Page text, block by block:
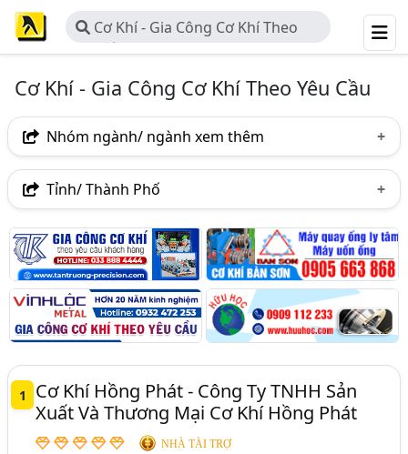
Cơ Khí - Gia Công Cơ Khí Theo
Yêu Cầu
Cơ Khí - Gia Công Cơ Khí Theo Yêu Cầu
Nhóm ngành/ ngành xem thêm
Ngành nghề
Ngành xem thêm
Cơ Khí - Gia Công Và Chế Tạo (2487)
Bulong, Ốc Vít - Gia Công Bulong, Ốc Vít Theo Yêu Cầu
(67)
Tỉnh/ Thành Phố
Hà Nội TP. Hồ Chí Minh (TPHCM)
Đồng Nai
Bình Dương
Lâm Đồng
Tp. Đà Nẵng
TP. Hải Phòng
An Giang
Bà Rịa-Vũng Tàu
Bắc Ninh
Bình Phước
Bình Thuận
Hưng Yên
Hà Tĩnh Khánh Hòa
Nam Định
Nghệ An
Phú Thọ Quảng Ninh
Thái Bình
Thái Nguyên
Thanh Hóa
1
Cơ Khí Hồng Phát - Công Ty TNHH Sản
Xuất Và Thương Mại Cơ Khí Hồng Phát
NHÀ TÀI TRỢ